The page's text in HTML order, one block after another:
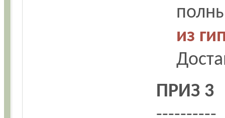
из
ПРИЗ 3